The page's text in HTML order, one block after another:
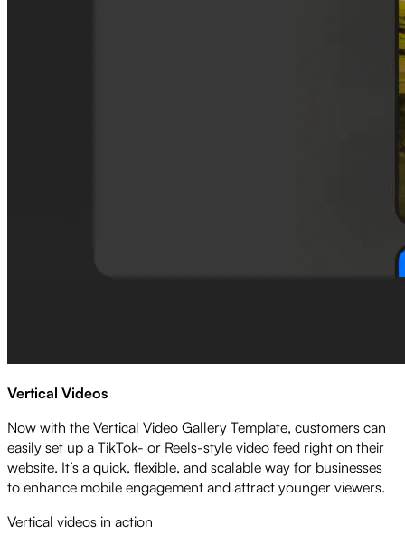
Vertical Videos
Now with the Vertical Video Gallery Template, customers can
easily set up a TikTok- or Reels-style video feed right on their
website. It’s a quick, flexible, and scalable way for businesses
to enhance mobile engagement and attract younger viewers.
Vertical videos in action